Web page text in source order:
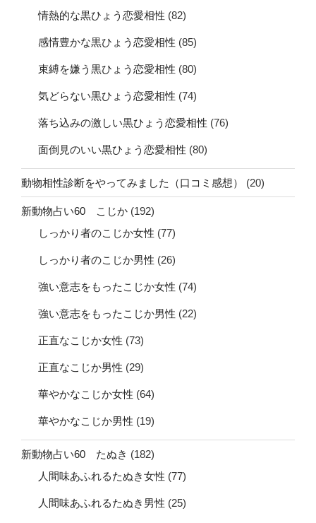
情熱的な黒ひょう恋愛相性 (82)
感情豊かな黒ひょう恋愛相性 (85)
束縛を嫌う黒ひょう恋愛相性 (80)
気どらない黒ひょう恋愛相性 (74)
落ち込みの激しい黒ひょう恋愛相性 (76)
面倒見のいい黒ひょう恋愛相性 (80)
動物相性診断をやってみました（口コミ感想） (20)
新動物占い60 こじか (192)
しっかり者のこじか女性 (77)
しっかり者のこじか男性 (26)
強い意志をもったこじか女性 (74)
強い意志をもったこじか男性 (22)
正直なこじか女性 (73)
正直なこじか男性 (29)
華やかなこじか女性 (64)
華やかなこじか男性 (19)
新動物占い60 たぬき (182)
人間味あふれるたぬき女性 (77)
人間味あふれるたぬき男性 (25)